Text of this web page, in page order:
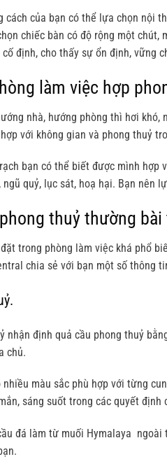
cách của bạn có thể lựa chọn nội
chiếc bàn có độ rộng một
định, cho thấy sự ổn định, vững
làm việc hợp
nhà, hướng phòng thì hơi
với không gian và phong thuỷ
bạn có thể biết được mình
ngũ quỷ, lục sát, hoạ hại. Bạn nên
thuỷ thường
trong phòng làm việc khá phổ
chia sẻ với bạn một số thông
nhận định quả cầu phong thuỷ
chủ.
màu sắc phù hợp với từng
sáng suốt trong các quyết định
đá làm từ muối Hymalaya